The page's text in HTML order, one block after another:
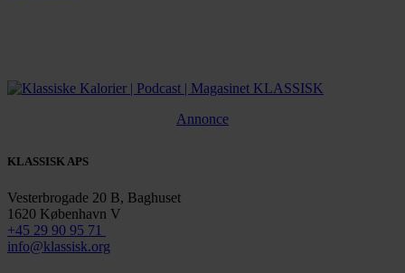
Annonce
KLASSISK APS
Vesterbrogade 20 B, Baghuset
1620 København V
+45 29 90 95 71
info@klassisk.org